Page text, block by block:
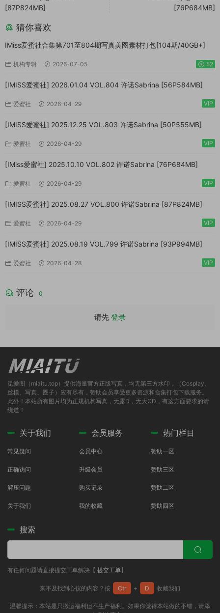
[87P824MB]
[76P684MB]
猜你喜欢
IMiss爱蜜社合集第701至804期写真美图素材打包[104期/40GB+]
机构专辑 2026-07-05 52
[IMISS爱蜜社] 2026.01.04 VOL.804 许诺Sabrina [56P584MB]
爱蜜社 2026-04-29 VIP
[IMISS爱蜜社] 2025.12.25 VOL.803 许诺Sabrina [50P555MB]
爱蜜社 2026-04-29 VIP
[IMiss爱蜜社] 2025.10.10 VOL.802 许诺Sabrina [76P684MB]
爱蜜社 2026-04-29 VIP
[IMISS爱蜜社] 2025.08.27 VOL.800 许诺Sabrina [87P824MB]
爱蜜社 2026-04-29 VIP
[IMISS爱蜜社] 2025.08.19 VOL.799 许诺Sabrina [93P994MB]
爱蜜社 2026-04-28 VIP
评论 0
请先 登录
觅爱图（miaitu.top）提供海量官方正版写真，均无第三方水印，（Cosplay、
丝模、写真、圈子）应有尽有，赞助会员享受更多资源和合集打包下载服务。
此外！本站所有图片均为正规机构写真，无露D，无大CD，有这方面要求的请
绕道！
关于我们
常见疑问
正确访问
解压问题
关于我们
会员服务
会员中心
升级会员
购买记录
我的收藏
热门栏目
赞助一区
赞助三区
赞助二区
赞助四区
搜索
有任何问题请直接提交工单解决【 提交工单】
来不及找到心仪的内容？按 Ctr + D 收藏我们
温馨提示：本站是只搬运福利但不生产福利。如果你觉得本站做的不错，请添